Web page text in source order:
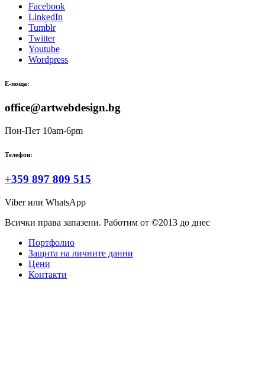
Facebook
LinkedIn
Tumblr
Twitter
Youtube
Wordpress
Е-поща:
office@artwebdesign.bg
Пон-Пет 10am-6pm
Телефон:
+359 897 809 515
Viber или WhatsApp
Всички права запазени. Работим от ©2013 до днес
Портфолио
Защита на личните данни
Цени
Контакти